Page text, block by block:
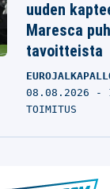
uuden
Maresca
tavoitteista
08.08.2026 -
TOIMITUS